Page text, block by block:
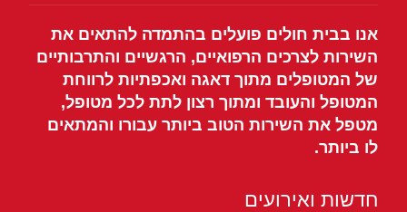
אנו בבית חולים פועלים בהתמדה להתאים את
השירות לצרכים הרפואיים, הרגשיים והתרבותיים
של המטופלים מתוך דאגה ואכפתיות לרווחת
המטופל והעובד ומתוך רצון לתת לכל מטופל,
מטפל את השירות הטוב ביותר עבורו והמתאים
לו ביותר.
חדשות ואירועים